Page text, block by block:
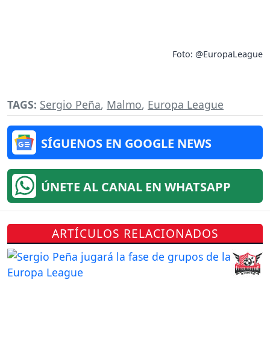
Foto: @EuropaLeague
TAGS: Sergio Peña, Malmo, Europa League
SÍGUENOS EN GOOGLE NEWS
ÚNETE AL CANAL EN WHATSAPP
ARTÍCULOS RELACIONADOS